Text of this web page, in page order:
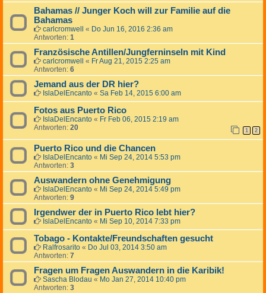
Bahamas // Junger Koch will zur Familie auf die
Bahamas
carlcromwell « Do Jun 16, 2016 2:36 am
Antworten: 1
Französische Antillen/Jungferninseln mit Kind
carlcromwell « Fr Aug 21, 2015 2:25 am
Antworten: 6
Jemand aus der DR hier?
IslaDelEncanto « Sa Feb 14, 2015 6:00 am
Fotos aus Puerto Rico
IslaDelEncanto « Fr Feb 06, 2015 2:19 am
Antworten: 20 1 2
Puerto Rico und die Chancen
IslaDelEncanto « Mi Sep 24, 2014 5:53 pm
Antworten: 3
Auswandern ohne Genehmigung
IslaDelEncanto « Mi Sep 24, 2014 5:49 pm
Antworten: 9
Irgendwer der in Puerto Rico lebt hier?
IslaDelEncanto « Mi Sep 10, 2014 7:33 pm
Tobago - Kontakte/Freundschaften gesucht
Ralfrosarito « Do Jul 03, 2014 3:50 am
Antworten: 7
Fragen um Fragen Auswandern in die Karibik!
Sascha Blodau « Mo Jan 27, 2014 10:40 pm
Antworten: 3